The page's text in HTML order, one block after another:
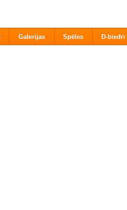
Galerijas Spēles D-biedri